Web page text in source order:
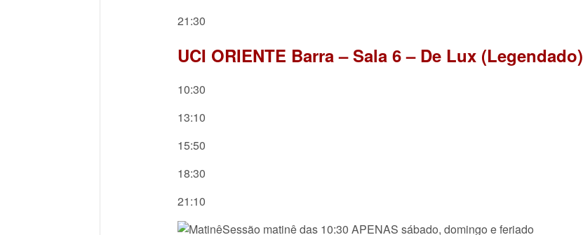
21:30
UCI ORIENTE Barra – Sala 6 – De Lux (Legendado)
10:30
13:10
15:50
18:30
21:10
Sessão matinê das 10:30 APENAS sábado, domingo e feriado